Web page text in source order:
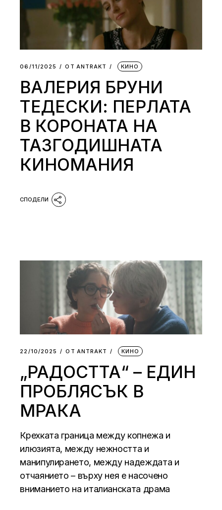
06/11/2025 ОТ АNTRAKT КИНО
ВАЛЕРИЯ БРУНИ
ТЕДЕСКИ: ПЕРЛАТА
В КОРОНАТА НА
ТАЗГОДИШНАТА
КИНОМАНИЯ
22/10/2025 ОТ АNTRAKT КИНО
„РАДОСТТА“ – ЕДИН
ПРОБЛЯСЪК В
МРАКА
Крехката граница между копнежа и
илюзията, между нежността и
манипулирането, между надеждата и
отчаянието – върху нея е насочено
вниманието на италианската драма